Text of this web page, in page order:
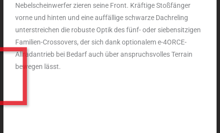
Nebelscheinwerfer zieren seine Front. Kräftige Stoßfänger
vorne und hinten und eine auffällige schwarze Dachreling
unterstreichen die robuste Optik des fünf- oder siebensitzigen
Familien-Crossovers, der sich dank optionalem e-4ORCE-
Allradantrieb bei Bedarf auch über anspruchsvolles Terrain
bewegen lässt.